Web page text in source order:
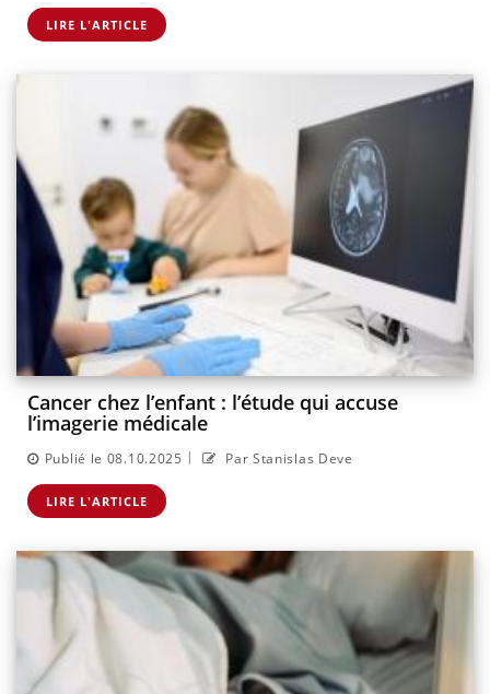
LIRE L'ARTICLE
Cancer chez l’enfant : l’étude qui accuse
l’imagerie médicale
Publié le 08.10.2025 | Par Stanislas Deve
LIRE L'ARTICLE